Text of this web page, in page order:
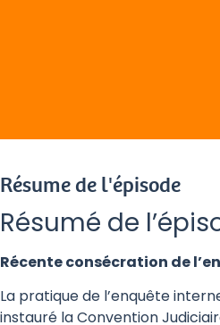
Résume de l'épisode
Résumé de
Récente consécration de
La pratique de l’enquête
instauré la Convention